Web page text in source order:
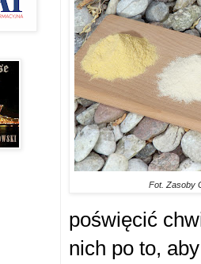
Fot. Zasoby
poświęcić
nich po to,